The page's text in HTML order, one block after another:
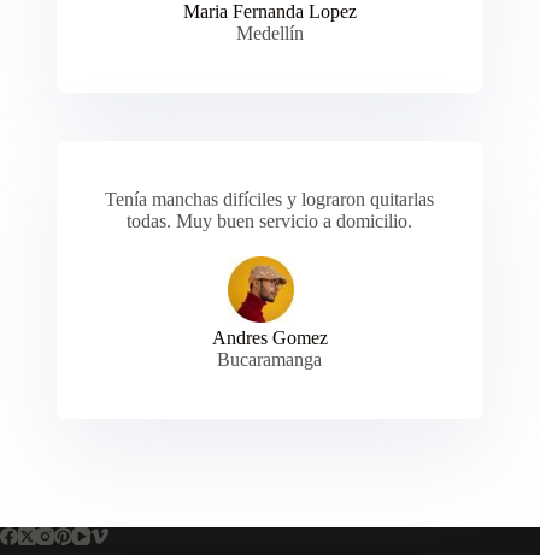
Maria Fernanda Lopez
Medellín
Tenía manchas difíciles y lograron quitarlas
todas. Muy buen servicio a domicilio.
Andres Gomez
Bucaramanga